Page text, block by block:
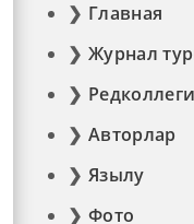
Главная
Журнал
Авторлар
Язылу
Фото